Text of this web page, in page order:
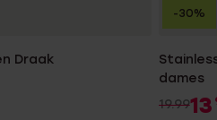
Draak
dames
19.9913
-30%